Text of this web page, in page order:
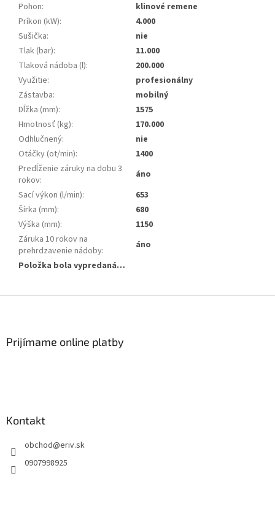
Pohon:
klinové remene
Príkon (kW):
4.000
Sušička:
nie
Tlak (bar):
11.000
Tlaková nádoba (l):
200.000
Využitie:
profesionálny
Zástavba:
mobilný
Dĺžka (mm):
1575
Hmotnosť (kg):
170.000
Odhlučnený:
nie
Otáčky (ot/min):
1400
Predĺženie záruky na dobu 3
rokov:
áno
Sací výkon (l/min):
653
Šírka (mm):
680
Výška (mm):
1150
Záruka 10 rokov na
prehrdzavenie nádoby:
áno
Položka bola vypredaná…
Prijímame online platby
Kontakt
obchod@eriv.sk
0907998925